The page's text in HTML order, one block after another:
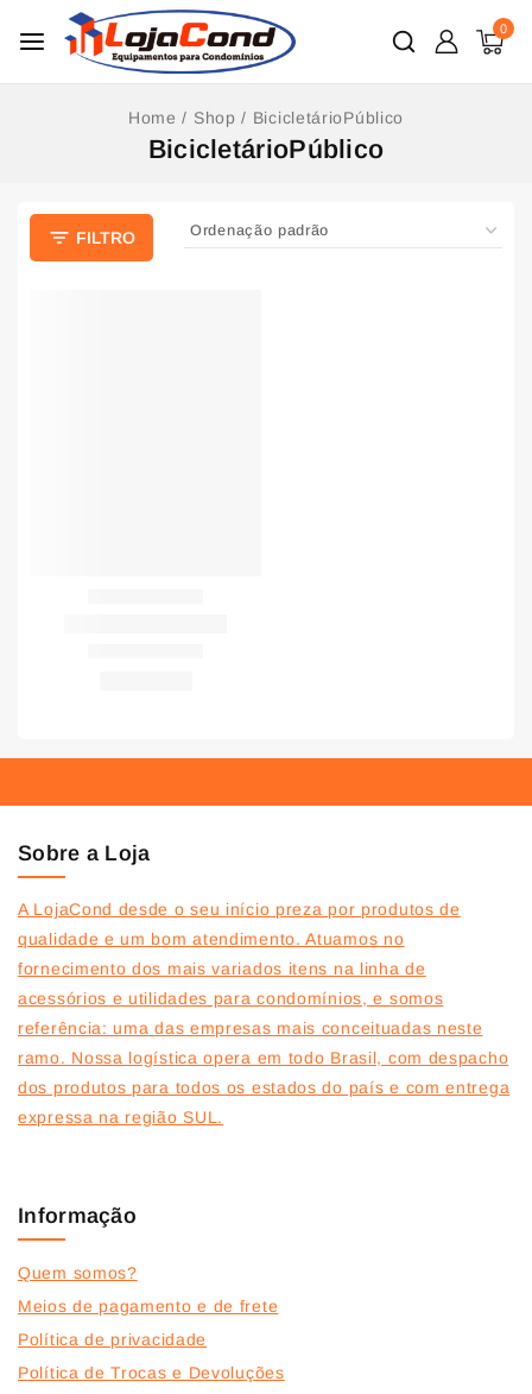
0
Home / Shop / BicicletárioPúblico
BicicletárioPúblico
FILTRO
Sobre a Loja
A LojaCond desde o seu início preza por produtos de
qualidade e um bom atendimento. Atuamos no
fornecimento dos mais variados itens na linha de
acessórios e utilidades para condomínios, e somos
referência: uma das empresas mais conceituadas neste
ramo. Nossa logística opera em todo Brasil, com despacho
dos produtos para todos os estados do país e com entrega
expressa na região SUL.
Informação
Quem somos?
Meios de pagamento e de frete
Política de privacidade
Política de Trocas e Devoluções